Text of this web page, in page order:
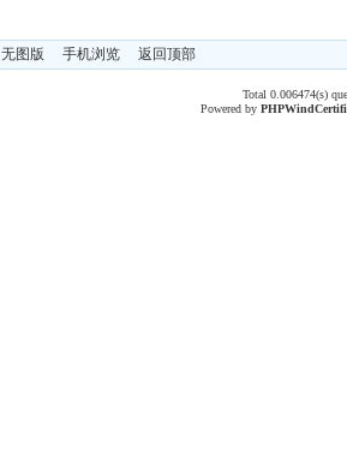
无图版 手机浏览 返回顶部
Total 0.006474(s)
Powered byPHPWind